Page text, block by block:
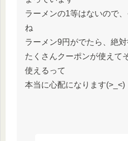
ラーメンの1等はないので
ね
ラーメン9円がでたら、絶
たくさんクーポンが使えて
使えるって
本当に心配になります(>_<)